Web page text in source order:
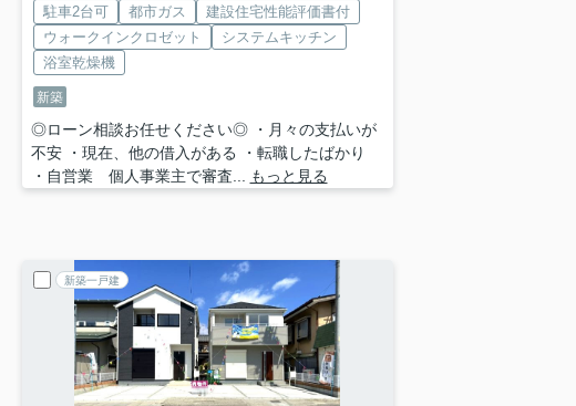
駐車2台可 都市ガス
建設住宅性能評価書付
ウォークインクロゼット
システムキッチン
浴室乾燥機
新築
◎ローン相談お任せください◎ ・月々の支払いが
不安 ・現在、他の借入がある ・転職したばかり
・自営業 個人事業主で審査...
もっと見る
新築一戸建